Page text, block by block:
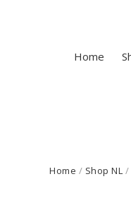
Home
Home / Shop NL /